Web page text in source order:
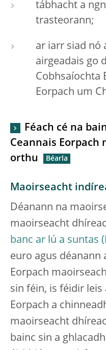
tábhacht a
trasteorann;
ar iarr siad nó
airgeadais go
Cobhsaíochta
Eorpach um
Féach cé na
Ceannais Eorpach
orthu
Maoirseacht
Déanann na
maoirseacht
banc ar lú a suntas
euro agus déanann
Eorpach
sin féin, is féidir leis
Eorpach a
maoirseacht
bainc sin a